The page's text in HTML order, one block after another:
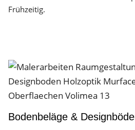
Frühzeitig.
Bodenbeläge &